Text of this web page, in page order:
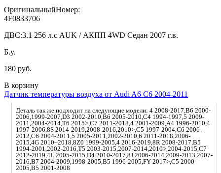
ОригинальныйНомер:
4F0833706
ДВС:3.1 256 л.с AUK / АКПП 4WD Седан 2007 г.в.
Б.у.
180 руб.
В корзину
Датчик температуры воздуха от Audi A6 C6 2004-2011
Деталь так же подходит на следующие модели: 4 2008-2017,B6 2000-
2006,1999-2007,D3 2002-2010,B6 2005-2010,C4 1994-1997,5 2009-
2011,2004-2014,T6 2015>,C7 2011-2018,4 2001-2009,A4 1996-2010,4
1997-2006,8S 2014-2019,2008-2016,2010>,C5 1997-2004,C6 2006-
2012,C6 2004-2011,5 2005-2011,2002-2010,6 2011-2018,2006-
2015,4G 2010–2018,8Z0 1999-2005,4 2016-2019,8R 2008-2017,B5
1994-2001,2002-2016,T5 2003-2015,2007-2014,2010>,2004-2015,C7
2012-2019,4L 2005-2015,D4 2010-2017,8J 2006-2014,2009-2013,2007-
2016,B7 2004-2009,1998-2005,B5 1996-2005,FY 2017>,C5 2000-
2005,B5 2001-2008